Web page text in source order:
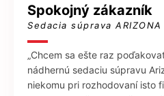
Spokojný zákazník
Sedacia súprava ARIZONA
„Chcem sa ešte raz
nádhernú sedaciu súpravu
niekomu pri rozhodovaní isto